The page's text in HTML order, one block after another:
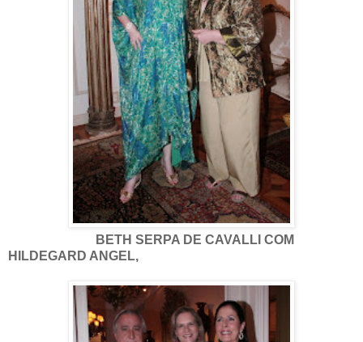
BETH SERPA DE CAVALLI COM
HILDEGARD ANGEL,